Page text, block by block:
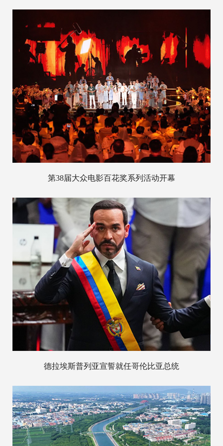
第38届大众电影百花奖系列活动开幕
德拉埃斯普列亚宣誓就任哥伦比亚总统